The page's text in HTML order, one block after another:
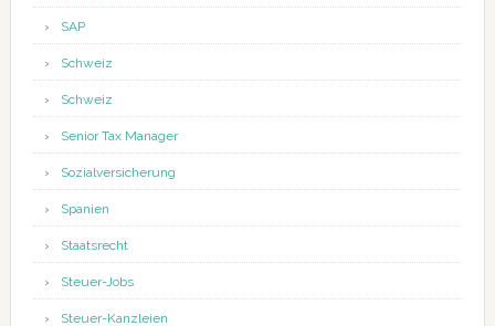
SAP
Schweiz
Schweiz
Senior Tax Manager
Sozialversicherung
Spanien
Staatsrecht
Steuer-Jobs
Steuer-Kanzleien